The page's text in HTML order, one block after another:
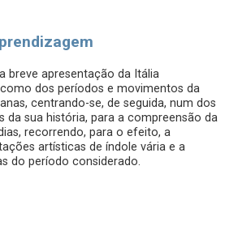
breve apresentação da Itália
dos períodos e movimentos da
centrando-se, de seguida, num dos
da sua história, para a compreensão da
recorrendo, para o efeito, a
artísticas de índole vária e a
do período considerado.